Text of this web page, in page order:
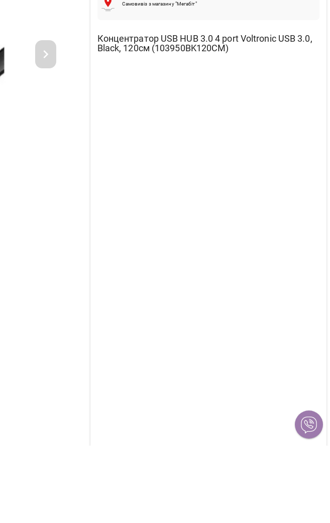
Самовивіз з магазину "Мегабіт"
Концентратор USB HUB 3.0 4 port Voltronic USB 3.0,
Black, 120см (103950BK120CM)